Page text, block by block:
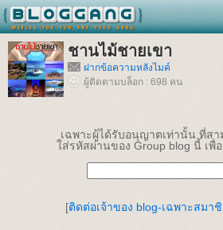
ชานไม้ชายเขา
ฝากข้อความหลังไมค์
ผู้ติดตามบล็อก : 698 คน
เฉพาะผู้ได้รับอนุญาตเท่านั้น ที่สา
ใส่รหัสผ่านของ Group blog นี้ เพื่
[ติดต่อเจ้าของ blog-เฉพาะสมา